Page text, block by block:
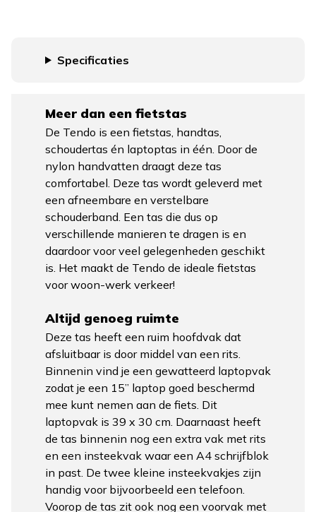
Specificaties
Meer dan een fietstas
De Tendo is een fietstas, handtas,
schoudertas én laptoptas in één. Door de
nylon handvatten draagt deze tas
comfortabel. Deze tas wordt geleverd met
een afneembare en verstelbare
schouderband. Een tas die dus op
verschillende manieren te dragen is en
daardoor voor veel gelegenheden geschikt
is. Het maakt de Tendo de ideale fietstas
voor woon-werk verkeer!
Altijd genoeg ruimte
Deze tas heeft een ruim hoofdvak dat
afsluitbaar is door middel van een rits.
Binnenin vind je een gewatteerd laptopvak
zodat je een 15” laptop goed beschermd
mee kunt nemen aan de fiets. Dit
laptopvak is 39 x 30 cm. Daarnaast heeft
de tas binnenin nog een extra vak met rits
en een insteekvak waar een A4 schrijfblok
in past. De twee kleine insteekvakjes zijn
handig voor bijvoorbeeld een telefoon.
Voorop de tas zit ook nog een voorvak met